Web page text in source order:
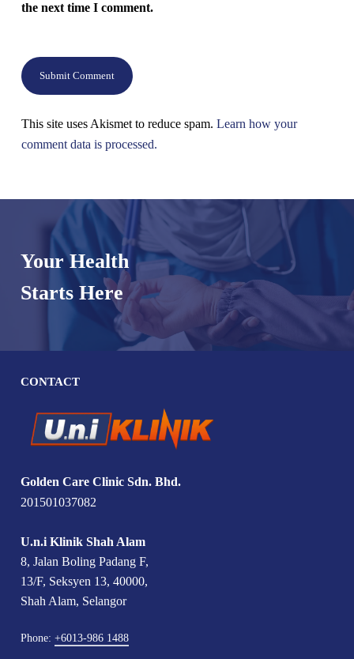
the next time I comment.
This site uses Akismet to reduce spam. Learn how your
comment data is processed.
Your Health
Starts Here
CONTACT
Golden Care Clinic Sdn. Bhd.
201501037082
U.n.i Klinik Shah Alam
8, Jalan Boling Padang F,
13/F, Seksyen 13, 40000,
Shah Alam, Selangor
Phone: +6013-986 1488